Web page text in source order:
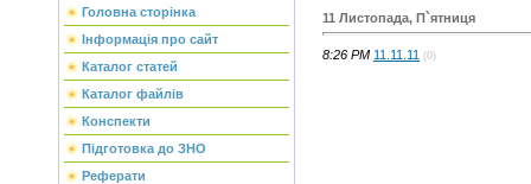
Головна сторінка
Інформація про сайт
Каталог статей
Каталог файлів
Конспекти
Підготовка до ЗНО
Реферати
11 Листопада, П`ятниця
8:26 PM 11.11.11 (0)